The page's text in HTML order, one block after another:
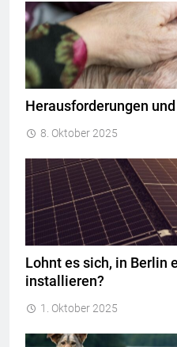
Herausforderungen
8. Oktober 2025
Lohnt es sich, in Berlin
installieren?
1. Oktober 2025